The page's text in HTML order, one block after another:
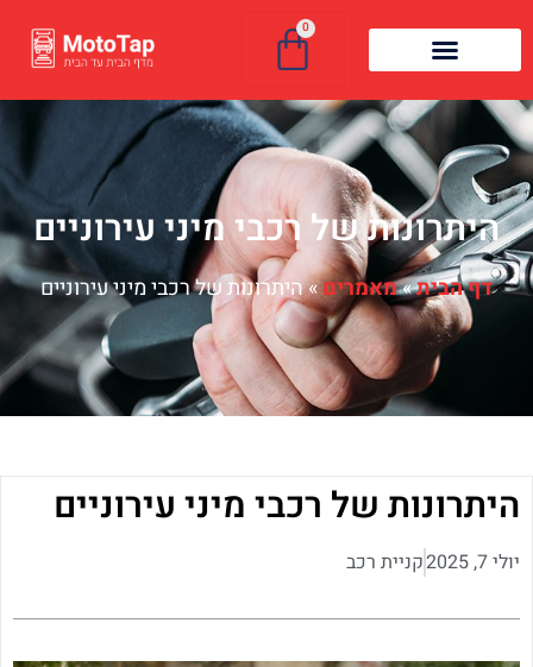
0
היתרונות של רכבי מיני עירוניים
דף הבית»מאמרים»היתרונות של רכבי מיני עירוניים
היתרונות של רכבי מיני עירוניים
יולי 7, 2025 קניית רכב